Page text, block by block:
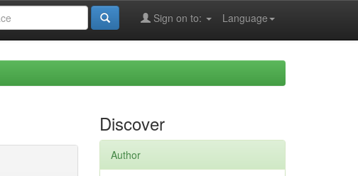
Language
Sign on to:
Discover
Author